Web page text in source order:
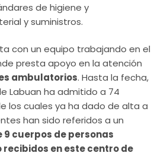
de higiene y
y suministros.
con un equipo trabajando en el
presta apoyo en la atención
ambulatorios. Hasta la fecha,
Labuan ha admitido a 74
los cuales ya ha dado de alta a
han sido referidos a un
9 cuerpos de personas
en este centro de